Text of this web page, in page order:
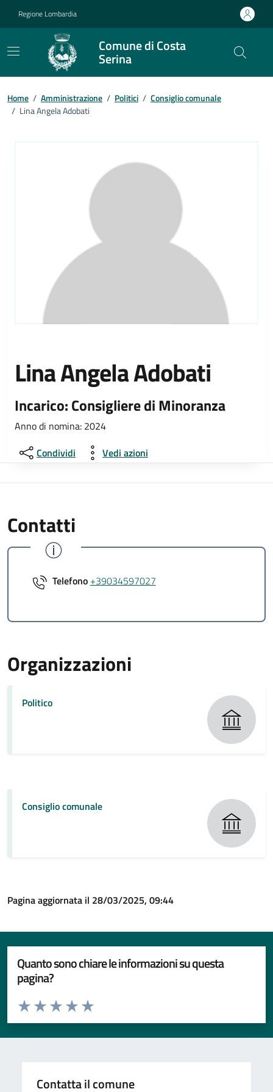
Regione Lombardia
Comune di Costa
Serina
Home / Amministrazione / Politici / Consiglio comunale
/ Lina Angela Adobati
Lina Angela Adobati
Incarico: Consigliere di Minoranza
Anno di nomina: 2024
Condividi
Vedi azioni
Contatti
Telefono +39034597027
Organizzazioni
Politico
Consiglio comunale
Pagina aggiornata il 28/03/2025, 09:44
Quanto sono chiare le informazioni su questa
pagina?
Valuta da 1 a 5 stelle la pagina
Valuta 5 stelle su 5
Valuta 4 stelle su 5
Valuta 3 stelle su 5
Valuta 2 stelle su 5
Valuta 1 stelle su 5
Contatta il comune